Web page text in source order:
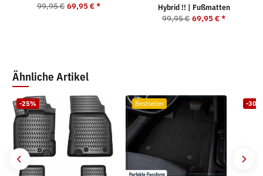
99,95 € 69,95 €*
Hybrid !! | Fußmatten
99,95 € 69,95 €*
Ähnliche Artikel
-25% Bestseller -30%